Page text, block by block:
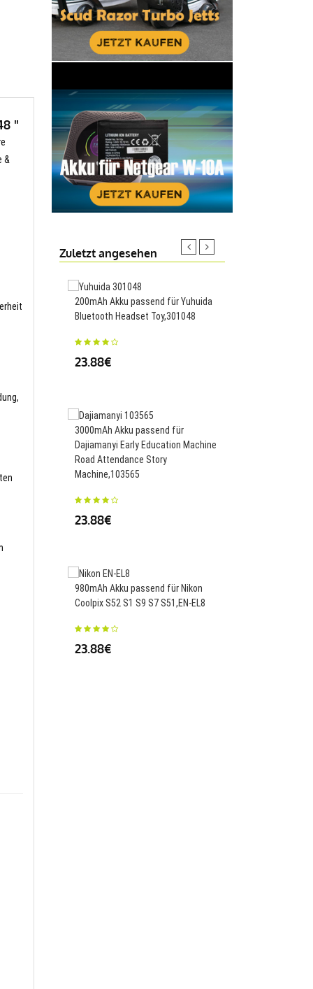
"
&
Zuletzt angesehen
200mAh Akku passend für Yuhuida
Bluetooth Headset Toy,301048
23.88€
3000mAh Akku passend für
Dajiamanyi Early Education Machine
Road Attendance Story
Machine,103565
23.88€
980mAh Akku passend für Nikon
Coolpix S52 S1 S9 S7 S51,EN-EL8
23.88€